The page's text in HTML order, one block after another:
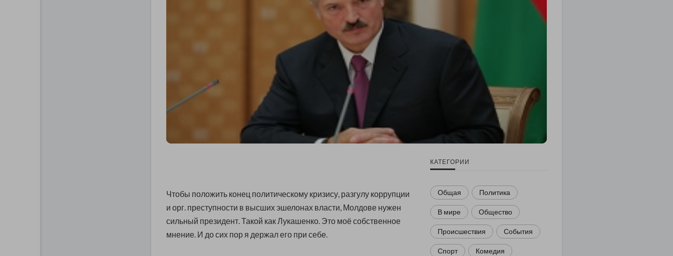
Чтобы положить конец политическому кризису, разгулу коррупции
и орг. преступности в высших эшелонах власти, Молдове нужен
сильный президент. Такой как Лукашенко. Это моё собственное
мнение. И до сих пор я держал его при себе.
КАТЕГОРИИ
Общая Политика
В мире Общество
Происшествия События
Спорт Комедия